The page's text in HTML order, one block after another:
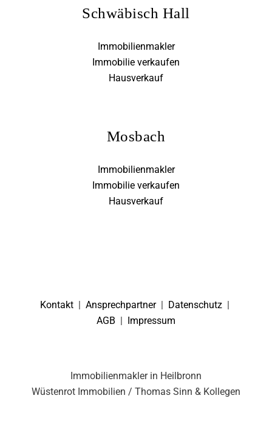
Schwäbisch Hall
Immobilienmakler
Immobilie verkaufen
Hausverkauf
Mosbach
Immobilienmakler
Immobilie verkaufen
Hausverkauf
Kontakt Ansprechpartner| Datenschutz
AGB
Impressum
Immobilienmakler in Heilbronn
Wüstenrot Immobilien / Thomas Sinn & Kollegen